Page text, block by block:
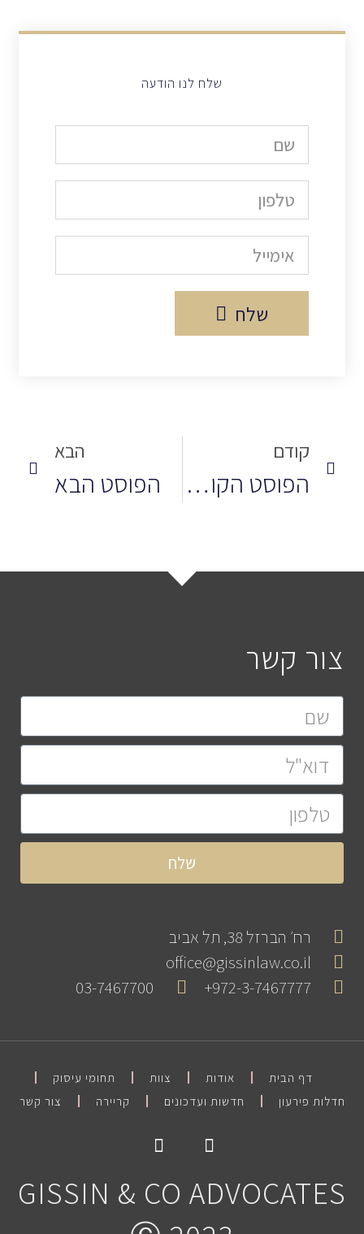
שלח לנו הודעה
שלח
קודם
הפוסט הקודם
הבא
הפוסט הבא
צור קשר
שלח
רח׳ הברזל 38, תל אביב
office@gissinlaw.co.il
972-3-7467777+
03-7467700
דף הבית אודות צוות
תחומי עיסוק
חדלות פירעון
חדשות ועדכונים קריירה צור קשר
GISSIN & CO ADVOCATES